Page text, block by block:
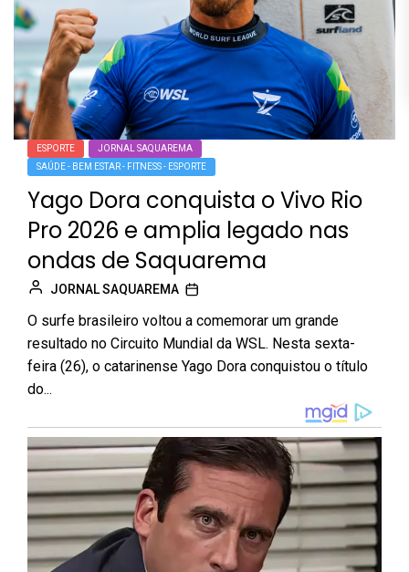
ESPORTE
JORNAL SAQUAREMA
SAÚDE - BEM ESTAR - FITNESS - ESPORTE
Yago Dora conquista o Vivo Rio
Pro 2026 e amplia legado nas
ondas de Saquarema
JORNAL SAQUAREMA
O surfe brasileiro voltou a comemorar um grande
resultado no Circuito Mundial da WSL. Nesta sexta-
feira (26), o catarinense Yago Dora conquistou o título
do...